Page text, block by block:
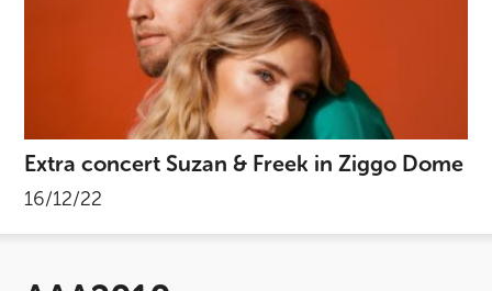
Extra concert Suzan & Freek in Ziggo Dome
16/12/22